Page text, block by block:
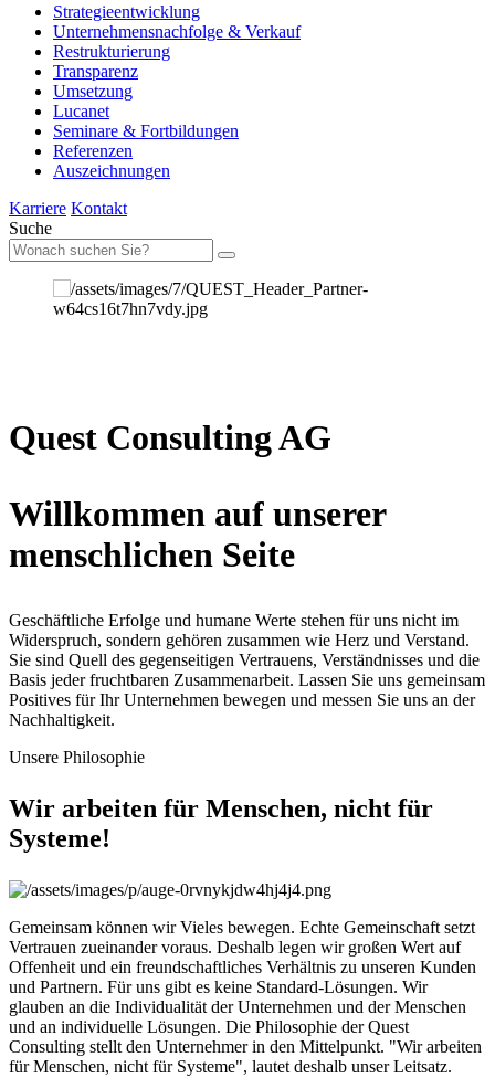
Strategieentwicklung
Unternehmensnachfolge & Verkauf
Restrukturierung
Transparenz
Umsetzung
Lucanet
Seminare & Fortbildungen
Referenzen
Auszeichnungen
Karriere Kontakt
Suche
Quest Consulting AG
Willkommen auf unserer
menschlichen Seite
Geschäftliche Erfolge und humane Werte stehen für uns nicht im
Widerspruch, sondern gehören zusammen wie Herz und Verstand.
Sie sind Quell des gegenseitigen Vertrauens, Verständnisses und die
Basis jeder fruchtbaren Zusammenarbeit. Lassen Sie uns gemeinsam
Positives für Ihr Unternehmen bewegen und messen Sie uns an der
Nachhaltigkeit.
Unsere Philosophie
Wir arbeiten für Menschen, nicht für
Systeme!
Gemeinsam können wir Vieles bewegen. Echte Gemeinschaft setzt
Vertrauen zueinander voraus. Deshalb legen wir großen Wert auf
Offenheit und ein freundschaftliches Verhältnis zu unseren Kunden
und Partnern. Für uns gibt es keine Standard-Lösungen. Wir
glauben an die Individualität der Unternehmen und der Menschen
und an individuelle Lösungen. Die Philosophie der Quest
Consulting stellt den Unternehmer in den Mittelpunkt. "Wir arbeiten
für Menschen, nicht für Systeme", lautet deshalb unser Leitsatz.